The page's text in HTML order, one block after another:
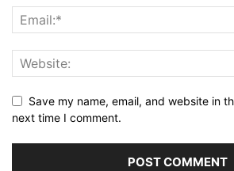
Save my name, email, and website in
next time I comment.